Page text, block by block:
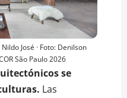
José · Foto: Denilson
São Paulo 2026
se
Las